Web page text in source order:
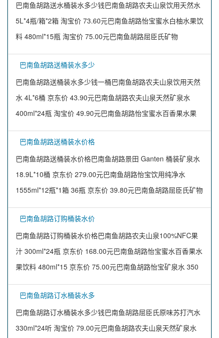
巴南鱼胡路送水桶装水多少钱巴南鱼胡路农夫山泉饮用天然水
5L*4瓶/箱*2箱 淘宝价 73.60元巴南鱼胡路怡宝蜜水白柚水果饮
料 480ml*15瓶 淘宝价 75.00元巴南鱼胡路屈臣氏矿物
巴南鱼胡路送桶装水多少
巴南鱼胡路送桶装水多少钱一桶巴南鱼胡路农夫山泉饮用天然
水 4L*6桶 京东价 43.90元巴南鱼胡路农夫山泉天然矿泉水
400ml*24瓶 淘宝价 49.90元巴南鱼胡路怡宝蜜水百香果水果
巴南鱼胡路送桶装水价格
巴南鱼胡路送桶装水价格巴南鱼胡路景田 Ganten 桶装矿泉水
18.9L*10桶 京东价 279.00元巴南鱼胡路怡宝饮用纯净水
1555ml*12瓶*1箱 36瓶 京东价 39.80元巴南鱼胡路屈臣氏矿物
巴南鱼胡路订购桶装水价
巴南鱼胡路订购桶装水价格巴南鱼胡路农夫山泉100%NFC果
汁 300ml*24瓶 京东价 168.00元巴南鱼胡路怡宝蜜水百香果水
果饮料 480ml*15 京东价 75.00元巴南鱼胡路怡宝矿泉水 350
巴南鱼胡路订水桶装水多
巴南鱼胡路订水桶装水多少钱巴南鱼胡路屈臣氏原味苏打汽水
330ml*24听 淘宝价 79.00元巴南鱼胡路农夫山泉天然矿泉水